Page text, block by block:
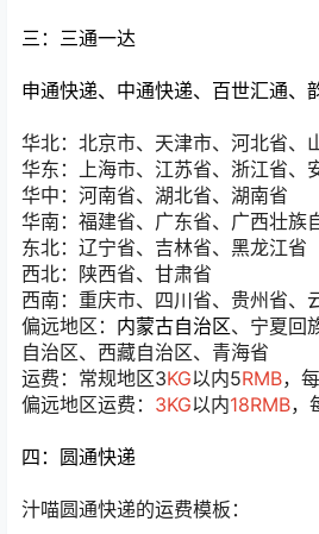
三：三通一达
申通快递、中通快递、百世汇通、
华北：北京市、天津市、河北省、
华东：上海市、江苏省、浙江省、
华中：河南省、湖北省、湖南省
华南：福建省、广东省、广西壮族
东北：辽宁省、吉林省、黑龙江省
西北：陕西省、甘肃省
西南：重庆市、四川省、贵州省、
偏远地区： 内蒙古自治区、宁夏回
自治区、西藏自治区、青海省
运费：常规地区3KG以内5RMB，
偏远地区运费： 3KG以内18RMB，
四：圆通快递
汁喵圆通快递的运费模板：